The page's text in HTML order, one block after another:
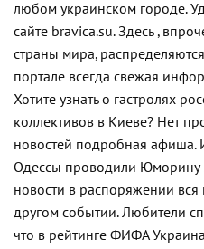
любом украинском городе.
сайте bravica.su. Здесь ,
страны мира,
портале всегда свежая
Хотите узнать о гастролях
коллективов в Киеве? Нет
новостей подробная афиша.
Одессы проводили Юморину
новости в распоряжении
другом событии. Любители
что в рейтинге ФИФА